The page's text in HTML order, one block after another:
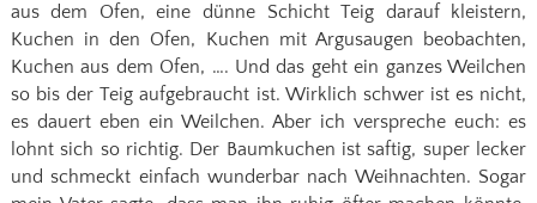
aus dem Ofen, eine dünne Schicht Teig darauf kleistern,
Kuchen in den Ofen, Kuchen mit Argusaugen beobachten,
Kuchen aus dem Ofen, …. Und das geht ein ganzes Weilchen
so bis der Teig aufgebraucht ist. Wirklich schwer ist es nicht,
es dauert eben ein Weilchen. Aber ich verspreche euch: es
lohnt sich so richtig. Der Baumkuchen ist saftig, super lecker
und schmeckt einfach wunderbar nach Weihnachten. Sogar